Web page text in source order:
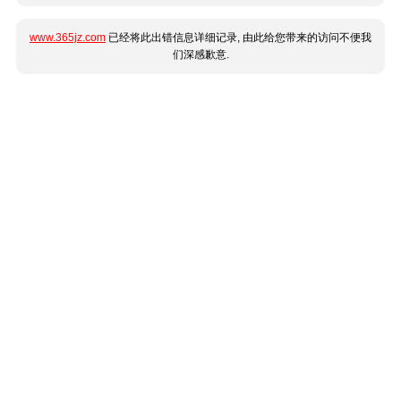
www.365jz.com 已经将此出错信息详细记录, 由此给您带来的访问不便我
们深感歉意.